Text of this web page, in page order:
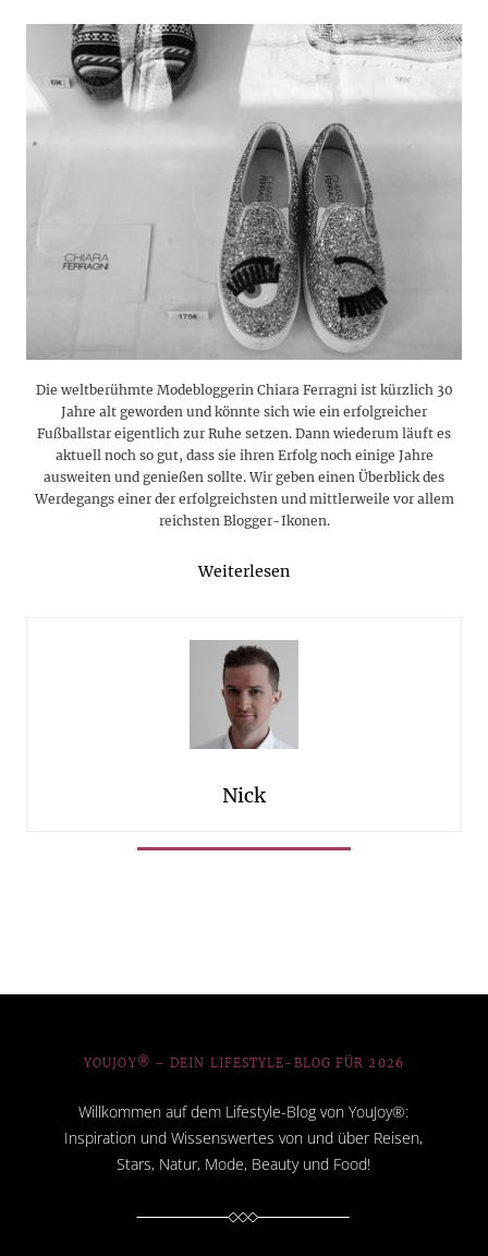
Die weltberühmte Modebloggerin Chiara Ferragni ist kürzlich 30
Jahre alt geworden und könnte sich wie ein erfolgreicher
Fußballstar eigentlich zur Ruhe setzen. Dann wiederum läuft es
aktuell noch so gut, dass sie ihren Erfolg noch einige Jahre
ausweiten und genießen sollte. Wir geben einen Überblick des
Werdegangs einer der erfolgreichsten und mittlerweile vor allem
reichsten Blogger-Ikonen.
Weiterlesen
Nick
YOUJOY® – DEIN LIFESTYLE-BLOG FÜR 2026
Willkommen auf dem Lifestyle-Blog von YouJoy®:
Inspiration und Wissenswertes von und über Reisen,
Stars, Natur, Mode, Beauty und Food!